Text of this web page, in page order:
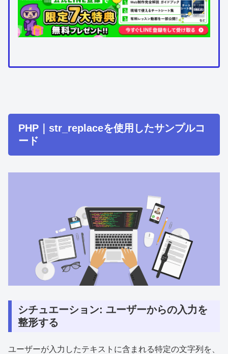
PHP｜str_replaceを使用したサンプルコ
ード
シチュエーション: ユーザーからの入力を
整形する
ユーザーが入力したテキストに含まれる特定の文字列を、